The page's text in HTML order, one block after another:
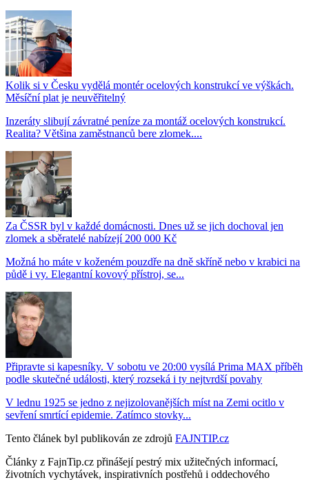
Kolik si v Česku vydělá montér ocelových konstrukcí ve výškách.
Měsíční plat je neuvěřitelný
Inzeráty slibují závratné peníze za montáž ocelových konstrukcí.
Realita? Většina zaměstnanců bere zlomek....
Za ČSSR byl v každé domácnosti. Dnes už se jich dochoval jen
zlomek a sběratelé nabízejí 200 000 Kč
Možná ho máte v koženém pouzdře na dně skříně nebo v krabici na
půdě i vy. Elegantní kovový přístroj, se...
Připravte si kapesníky. V sobotu ve 20:00 vysílá Prima MAX příběh
podle skutečné události, který rozseká i ty nejtvrdší povahy
V lednu 1925 se jedno z nejizolovanějších míst na Zemi ocitlo v
sevření smrtící epidemie. Zatímco stovky...
Tento článek byl publikován ze zdrojů FAJNTIP.cz
Články z FajnTip.cz přinášejí pestrý mix užitečných informací,
životních vychytávek, inspirativních postřehů i oddechového